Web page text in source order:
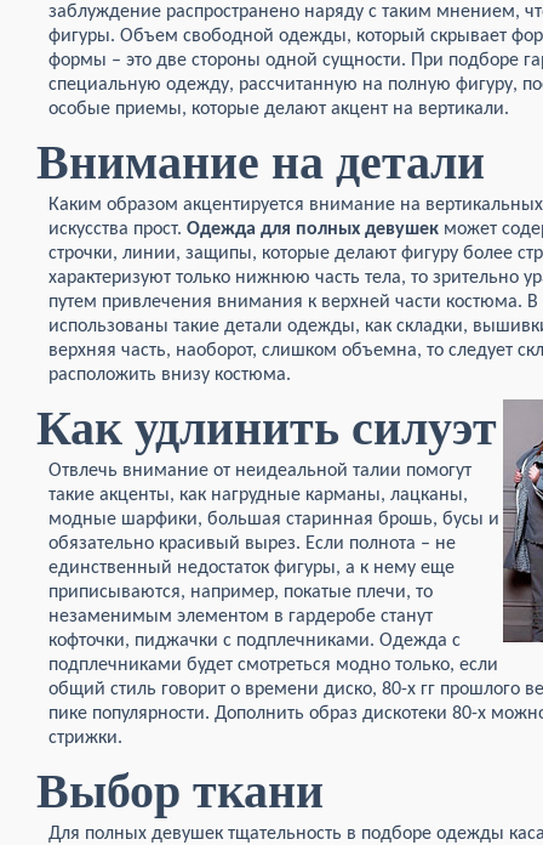
заблуждение распространено наряду с таким мнением,
фигуры. Объем свободной одежды, который скрывает
формы – это две стороны одной сущности. При подборе
специальную одежду, рассчитанную на полную фигуру,
особые приемы, которые делают акцент на вертикали.
Внимание на детали
Каким образом акцентируется внимание на
искусства прост. Одежда для полных девушек может
строчки, линии, защипы, которые делают фигуру более
характеризуют только нижнюю часть тела, то зрительно
путем привлечения внимания к верхней части костюма. В
использованы такие детали одежды, как складки,
верхняя часть, наоборот, слишком объемна, то следует
расположить внизу костюма.
Как удлинить силуэт
Отвлечь внимание от неидеальной талии помогут
такие акценты, как нагрудные карманы, лацканы,
модные шарфики, большая старинная брошь, бусы и
обязательно красивый вырез. Если полнота – не
единственный недостаток фигуры, а к нему еще
приписываются, например, покатые плечи, то
незаменимым элементом в гардеробе станут
кофточки, пиджачки с подплечниками. Одежда с
подплечниками будет смотреться модно только, если
общий стиль говорит о времени диско, 80-х гг прошлого
пике популярности. Дополнить образ дискотеки 80-х
стрижки.
Выбор ткани
Для полных девушек тщательность в подборе одежды